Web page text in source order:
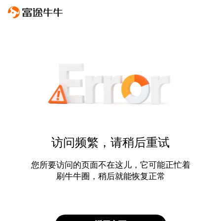
访问频繁，请稍后重试
您所要访问的页面不在这儿，它可能正忙着
刷牛牛圈，稍后就能恢复正常